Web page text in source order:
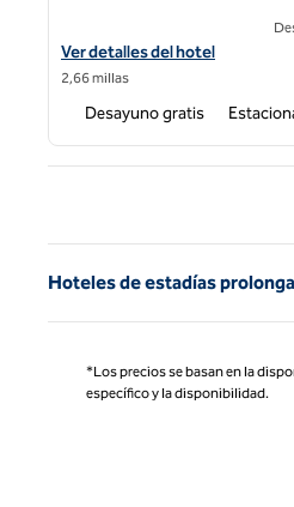
Ver detalles del hotel para
Ver detalles del hotel
2,66 millas
Desayuno gratis
Hoteles de estadías
*Los precios se basan en la
específico y la disponibilidad.